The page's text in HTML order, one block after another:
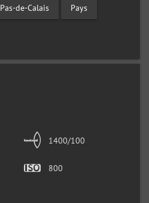
Pas-de-Calais Pays
1400/100
800